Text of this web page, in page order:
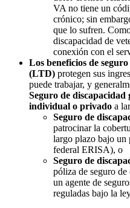
VA no tiene un
crónico; sin
que lo sufren.
discapacidad de
conexión con el
Los beneficios de
(LTD) protegen sus
puede trabajar, y
Seguro de discapacidad
individual o privado a
Seguro de
patrocinar la
largo plazo bajo
federal ERISA), o
Seguro de
póliza de seguro
un agente de
reguladas bajo la